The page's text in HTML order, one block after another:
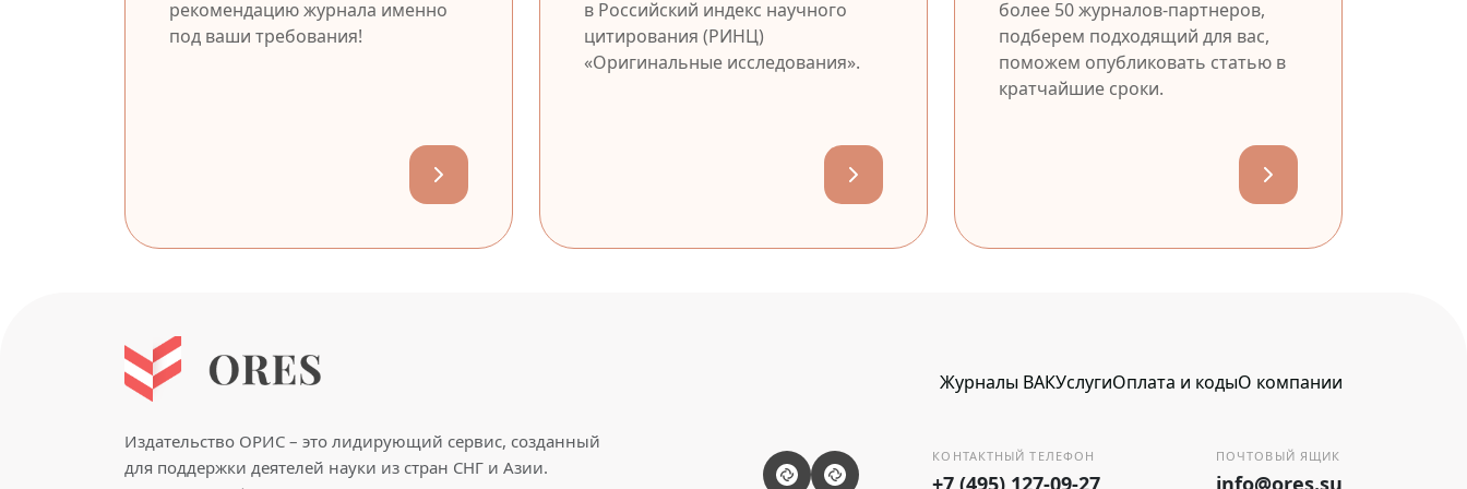
рекомендацию журнала именно
под ваши требования!
в Российский индекс научного
цитирования (РИНЦ)
«Оригинальные исследования».
более 50 журналов-партнеров,
подберем подходящий для вас,
поможем опубликовать статью в
кратчайшие сроки.
Издательство ОРИС – это лидирующий сервис, созданный
для поддержки деятелей науки из стран СНГ и Азии.
Журналы ВАКУслугиОплата и кодыО компании
КОНТАКТНЫЙ ТЕЛЕФОН
+7 (495) 127-09-27
ПОЧТОВЫЙ ЯЩИК
info@ores.su